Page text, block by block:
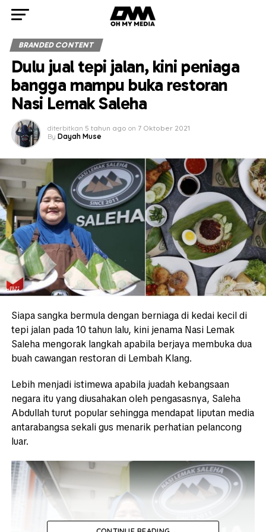
BRANDED CONTENT
Dulu jual tepi jalan, kini peniaga
bangga mampu buka restoran
Nasi Lemak Saleha
diterbitkan 5 tahun ago on 7 Oktober 2021
By Dayah Muse
Siapa sangka bermula dengan berniaga di kedai kecil di
tepi jalan pada 10 tahun lalu, kini jenama Nasi Lemak
Saleha mengorak langkah apabila berjaya membuka dua
buah cawangan restoran di Lembah Klang.
Lebih menjadi istimewa apabila juadah kebangsaan
negara itu yang diusahakan oleh pengasasnya, Saleha
Abdullah turut popular sehingga mendapat liputan media
antarabangsa sekali gus menarik perhatian pelancong
luar.